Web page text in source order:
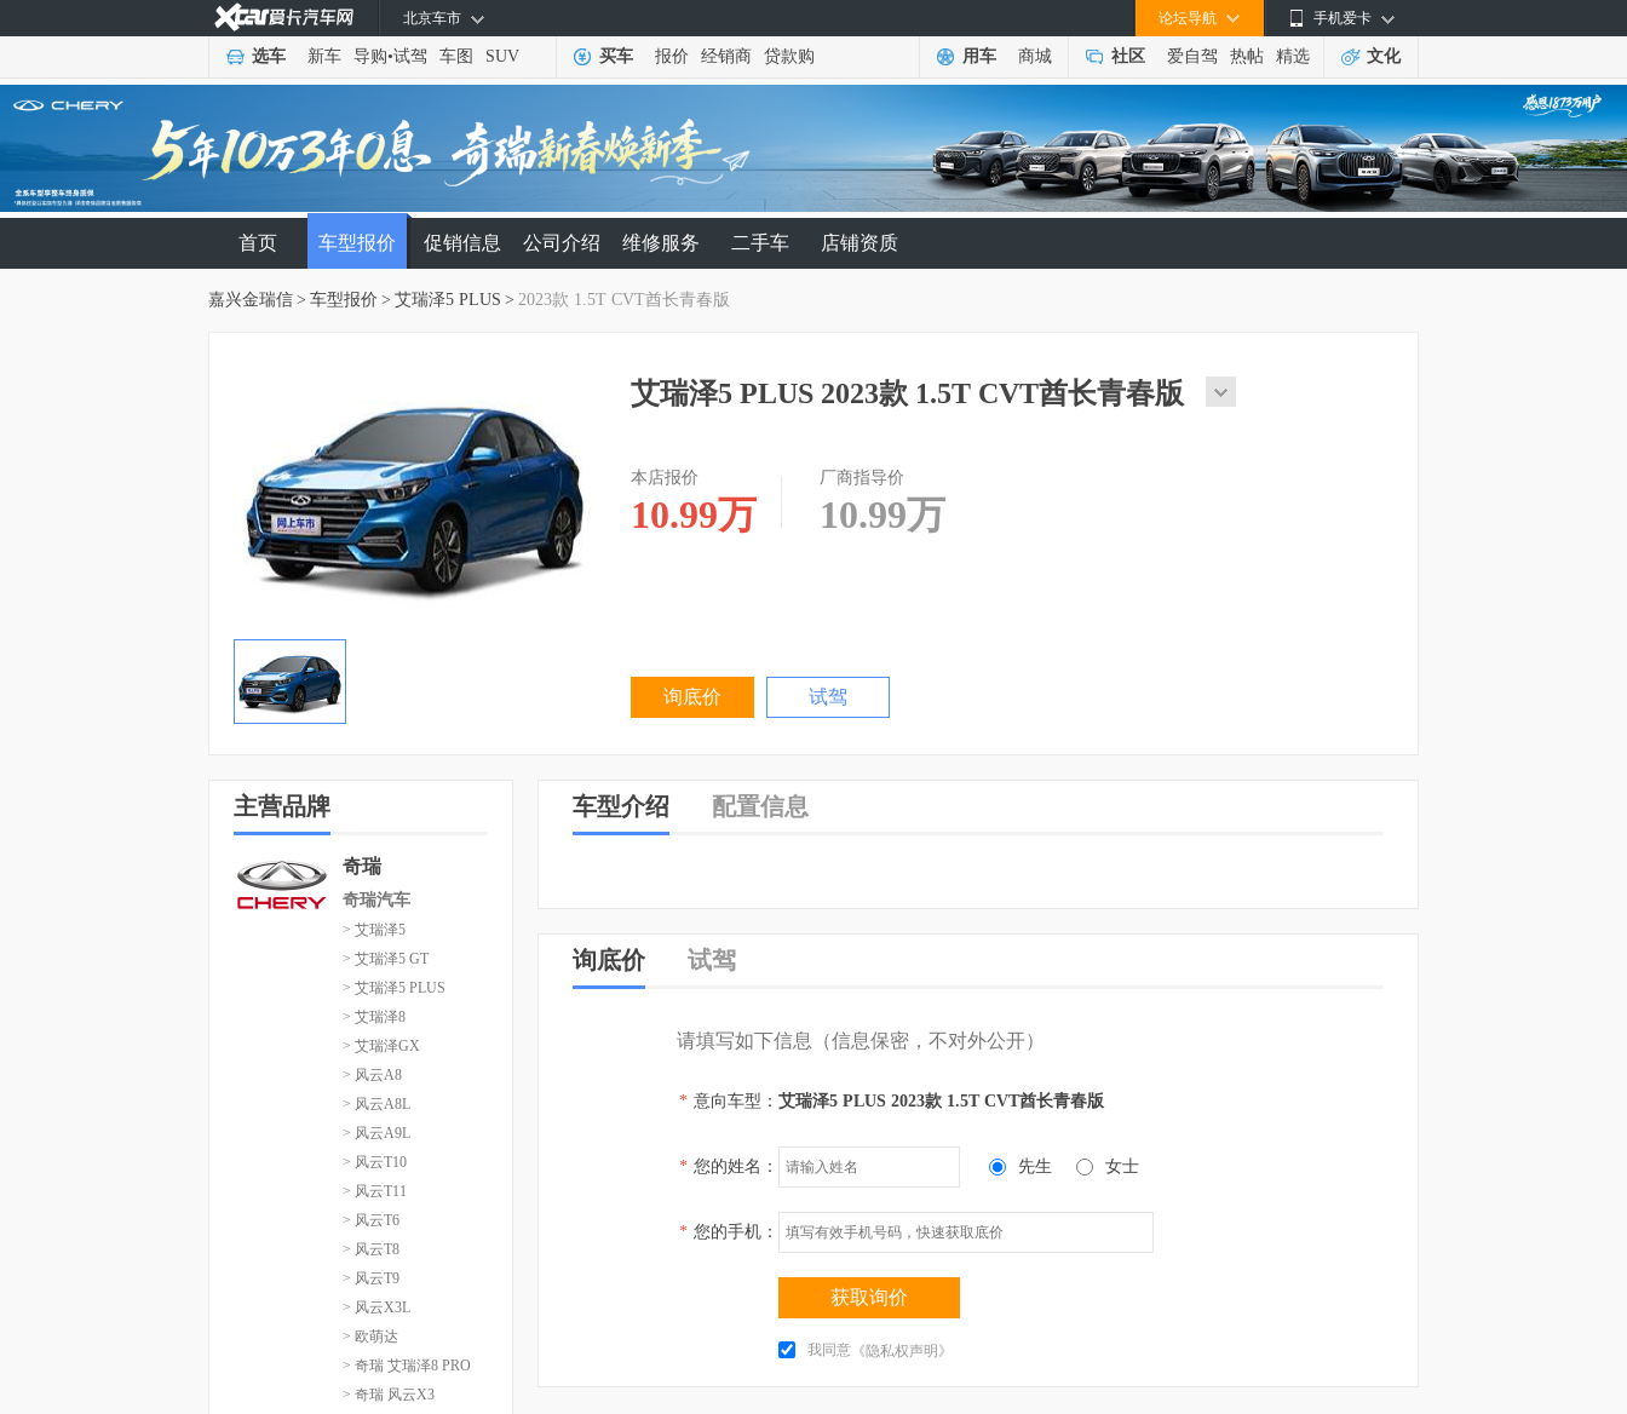
手机爱卡
论坛导航
北京车市
选车 新车 导购•试驾 车图 SUV 买车 报价 经销商 贷款购 用车 商城 社区 爱自驾 热帖 精选 文化
首页 车型报价 促销信息 公司介绍 维修服务 二手车 店铺资质
嘉兴金瑞信 > 车型报价 > 艾瑞泽5 PLUS > 2023款 1.5T CVT酋长青春版
艾瑞泽5 PLUS 2023款 1.5T CVT酋长青春版
本店报价
10.99万
厂商指导价
10.99万
询底价 试驾
主营品牌
奇瑞
奇瑞汽车
> 艾瑞泽5
> 艾瑞泽5 GT
> 艾瑞泽5 PLUS
> 艾瑞泽8
> 艾瑞泽GX
> 风云A8
> 风云A8L
> 风云A9L
> 风云T10
> 风云T11
> 风云T6
> 风云T8
> 风云T9
> 风云X3L
> 欧萌达
> 奇瑞 艾瑞泽8 PRO
> 奇瑞 风云X3
车型介绍 配置信息
询底价 试驾
请填写如下信息（信息保密，不对外公开）
* 意向车型： 艾瑞泽5 PLUS 2023款 1.5T CVT酋长青春版
* 您的姓名： 先生 女士
* 您的手机：
获取询价
我同意 《隐私权声明》